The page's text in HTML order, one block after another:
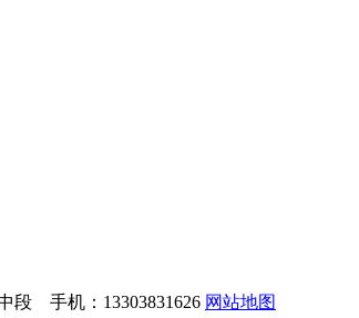
段 手机：13303831626 网站地图